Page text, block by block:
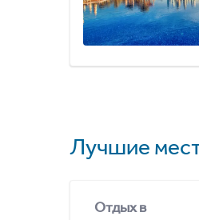
Лучшие
Отдых в